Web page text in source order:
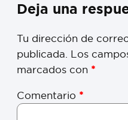
Deja una
Tu dirección de
publicada. Los
marcados con *
Comentario *